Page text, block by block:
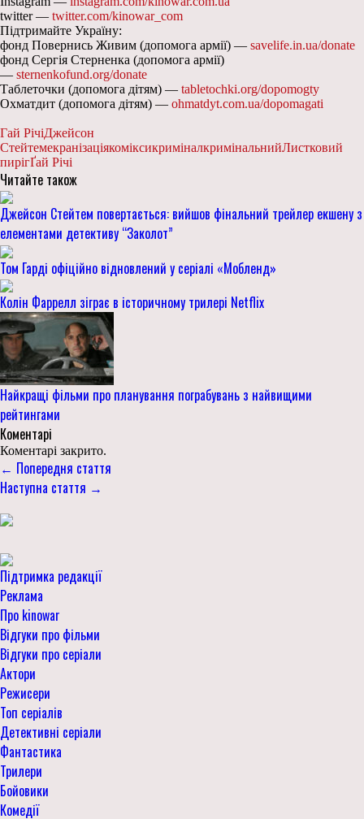
twitter — twitter.com/kinowar_com
Підтримайте Україну:
фонд Повернись Живим (допомога армії) — savelife.in.ua/donate
фонд Сергія Стерненка (допомога армії)
— sternenkofund.org/donate
Таблеточки (допомога дітям) — tabletochki.org/dopomogty
Охматдит (допомога дітям) — ohmatdyt.com.ua/dopomagati
Гай РічіДжейсон
СтейтемекранізаціякоміксикриміналкримінальнийЛистковий
пирігҐай Річі
Читайте також
Джейсон Стейтем повертається: вийшов фінальний трейлер екшену з
елементами детективу “Заколот”
Том Гарді офіційно відновлений у серіалі «Мобленд»
Колін Фаррелл зіграє в історичному трилері Netflix
Найкращі фільми про планування пограбувань з найвищими
рейтингами
Коментарі
Коментарі закрито.
← Попередня стаття
Наступна стаття →
Підтримка редакції
Реклама
Про kinowar
Відгуки про фільми
Відгуки про серіали
Актори
Режисери
Топ серіалів
Детективні серіали
Фантастика
Трилери
Бойовики
Комедії